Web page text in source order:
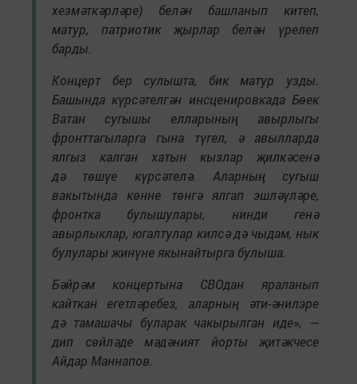
хезмәткәрләре) белән башланып китеп,
матур, патриотик җырлар белән үрелеп
барды.
Концерт бер сулышта, бик матур узды.
Башында күрсәтелгән инсценировкада Бөек
Ватан сугышы елларының авырлыгы
фронттагыларга гына түгел, ә авылларда
ялгыз калган хатын кызлар җилкәсенә
дә төшүе күрсәтелә. Аларның сугыш
вакытында көнне төнгә ялгап эшләүләре,
фронтка булышулары, нинди генә
авырлыклар, югалтулар килсә дә чыдам, нык
булулары жинүне якынайтырга булыша.
Бәйрәм концертына СВОдан яраланып
кайткан егетләребез, аларның әти-әнилэре
дә тамашачы буларак чакырылган иде», —
дип сөйләде мәдәният йорты җитәкчесе
Айдар Маннапов.